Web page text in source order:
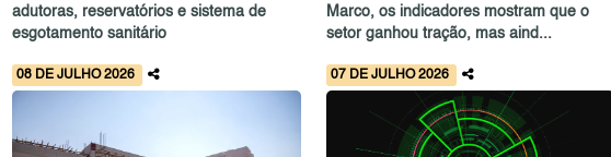
adutoras, reservatórios e sistema de
esgotamento sanitário
Marco, os indicadores mostram que o
setor ganhou tração, mas aind...
08 DE JULHO 2026 07 DE JULHO 2026